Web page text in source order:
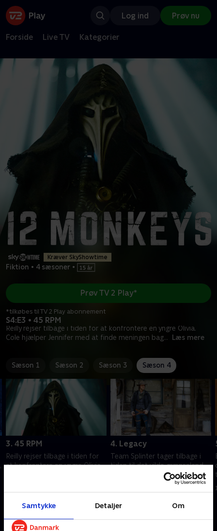
Samtykke Detaljer Om
Log ind Prøv nu
Forside Live TV Kategorier
Kræver SkyShowtime
Fiktion • 4 sæsoner •
S4:E3 • 45 RPM
Reilly rejser tilbage i tiden for at konfrontere en yngre Olivia.
Cole hjælper Jennifer med at finde meningen bag... Læs mere
Prøv TV 2 Play*
*tilkøbes til TV 2 Play abonnement
Sæson 1 Sæson 2 Sæson 3 Sæson 4
3. 45 RPM
Reilly rejser tilbage i tiden for
at konfrontere en yngre Olivia.
sidste Primary-vision
4. Legacy
Team Splinter tager tilbage i
tiden til det vilde grænseland
for at finde et våben, der kan
Andre så også